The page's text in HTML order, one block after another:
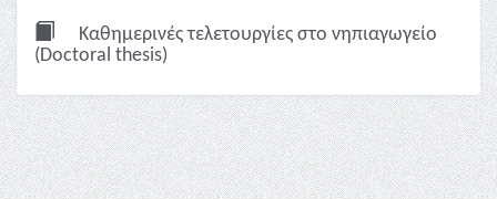
Καθημερινές τελετουργίες στο νηπιαγωγείο
(Doctoral thesis)